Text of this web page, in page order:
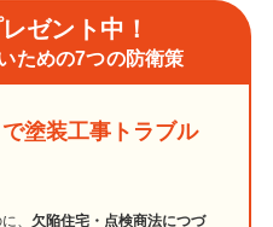
ゼント中！
ための7つの防衛策
塗装工事トラブル
、 欠陥住宅・点検商法につづ